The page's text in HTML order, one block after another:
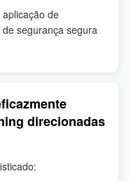
de
segurança segura
direcionadas